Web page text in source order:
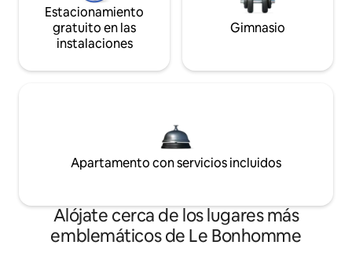
Estacionamiento
gratuito en las
instalaciones
Gimnasio
Apartamento con servicios incluidos
Alójate cerca de los lugares más
emblemáticos de Le Bonhomme